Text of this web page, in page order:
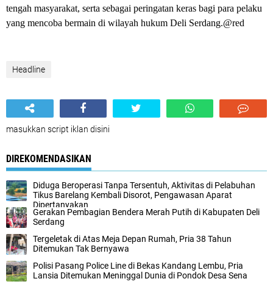
tengah masyarakat, serta sebagai peringatan keras bagi para pelaku
yang mencoba bermain di wilayah hukum Deli Serdang.@red
Headline
masukkan script iklan disini
DIREKOMENDASIKAN
Diduga Beroperasi Tanpa Tersentuh, Aktivitas di Pelabuhan
Tikus Barelang Kembali Disorot, Pengawasan Aparat
Dipertanyakan
Gerakan Pembagian Bendera Merah Putih di Kabupaten Deli
Serdang
Tergeletak di Atas Meja Depan Rumah, Pria 38 Tahun
Ditemukan Tak Bernyawa
Polisi Pasang Police Line di Bekas Kandang Lembu, Pria
Lansia Ditemukan Meninggal Dunia di Pondok Desa Sena